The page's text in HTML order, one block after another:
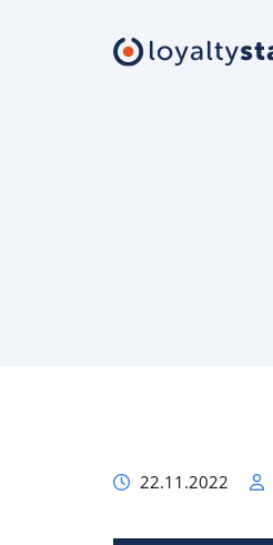
22.11.2022